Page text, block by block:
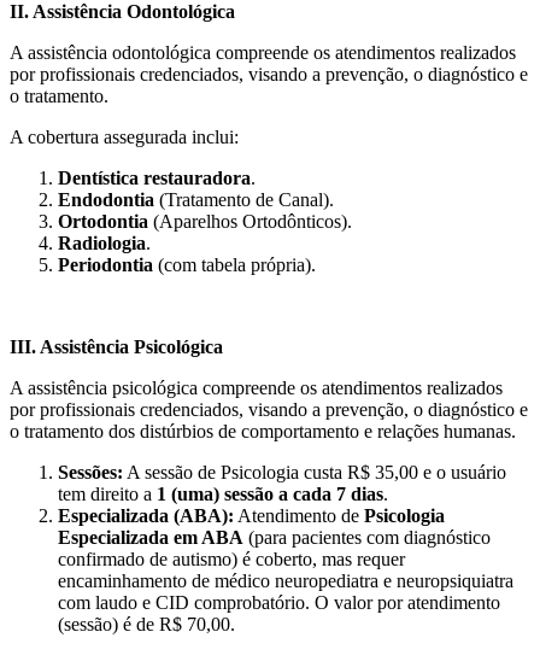
II. Assistência Odontológica
A assistência odontológica compreende os atendimentos realizados
por profissionais credenciados, visando a prevenção, o diagnóstico e
o tratamento.
A cobertura assegurada inclui:
Dentística restauradora.
Endodontia (Tratamento de Canal).
Ortodontia (Aparelhos Ortodônticos).
Radiologia.
Periodontia (com tabela própria).
III. Assistência Psicológica
A assistência psicológica compreende os atendimentos realizados
por profissionais credenciados, visando a prevenção, o diagnóstico e
o tratamento dos distúrbios de comportamento e relações humanas.
Sessões: A sessão de Psicologia custa R$ 35,00 e o usuário
tem direito a 1 (uma) sessão a cada 7 dias.
Especializada (ABA): Atendimento de Psicologia
Especializada em ABA (para pacientes com diagnóstico
confirmado de autismo) é coberto, mas requer
encaminhamento de médico neuropediatra e neuropsiquiatra
com laudo e CID comprobatório. O valor por atendimento
(sessão) é de R$ 70,00.